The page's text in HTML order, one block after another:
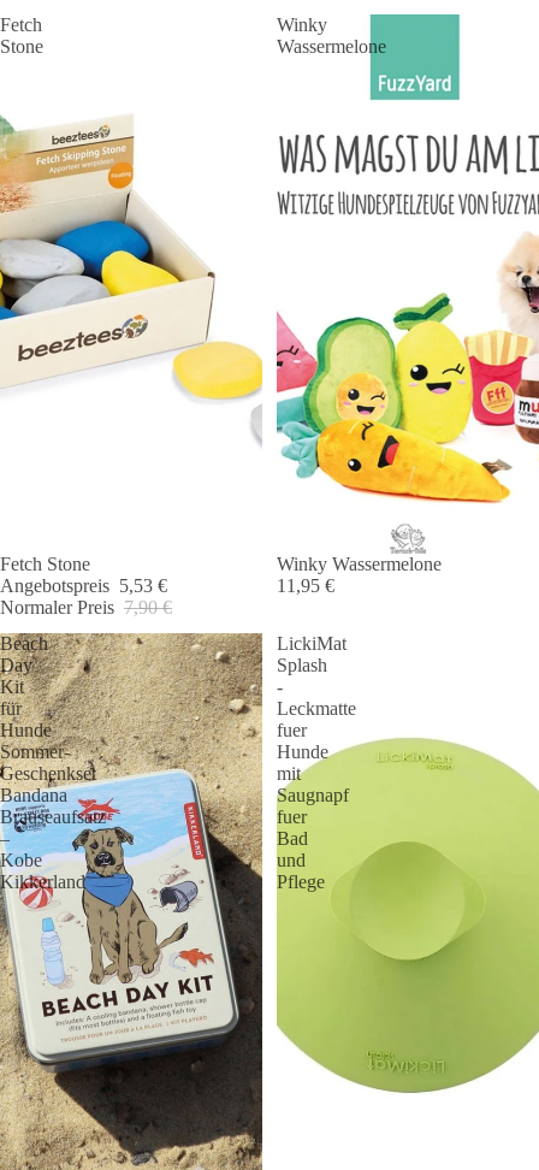
Fetch
Stone
Angebot 🐾
Fetch Stone
Angebotspreis 5,53 €
Normaler Preis 7,90 €
Winky
Wassermelone
Winky Wassermelone
11,95 €
Beach
Day
Kit
für
Hunde
Sommer-
Geschenkset
Bandana
Brauseaufsatz
–
Kobe
Kikkerland
LickiMat
Splash
-
Leckmatte
fuer
Hunde
mit
Saugnapf
fuer
Bad
und
Pflege